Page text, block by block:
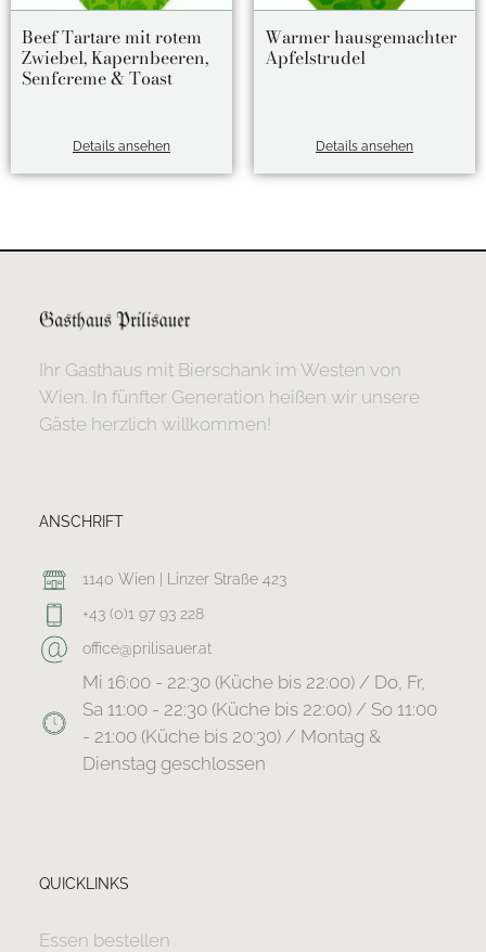
Beef Tartare mit rotem
Zwiebel, Kapernbeeren,
Senfcreme & Toast
Details ansehen
Warmer hausgemachter
Apfelstrudel
Details ansehen
Ihr Gasthaus mit Bierschank im Westen von
Wien. In fünfter Generation heißen wir unsere
Gäste herzlich willkommen!
ANSCHRIFT
1140 Wien | Linzer Straße 423
+43 (0)1 97 93 228
office@prilisauer.at
Mi 16:00 - 22:30 (Küche bis 22:00) / Do, Fr,
Sa 11:00 - 22:30 (Küche bis 22:00) / So 11:00
- 21:00 (Küche bis 20:30) / Montag &
Dienstag geschlossen
QUICKLINKS
Essen bestellen